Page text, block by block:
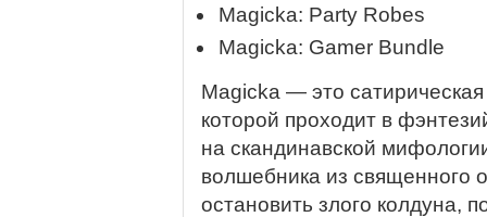
Magicka: Party Robes
Magicka: Gamer Bundle
Magicka — это
которой проходит в
на скандинавской
волшебника из священного
остановить злого колдуна,